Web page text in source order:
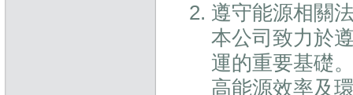
遵守能源相關
本公司致力於
運的重要基礎
高能源效率及